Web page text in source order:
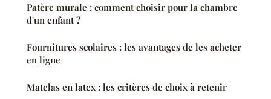
Patère murale : comment choisir pour la chambre
d'un enfant ?
Fournitures scolaires : les avantages de les acheter
en ligne
Matelas en latex : les critères de choix à retenir